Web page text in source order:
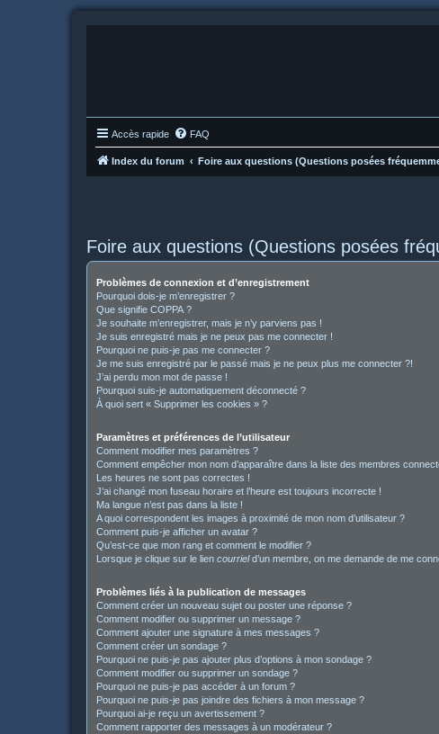
Accès rapide FAQ
Index du forum Foire aux questions (Questions posées
Foire aux questions (Questions posées
Problèmes de connexion et d’enregistrement
Pourquoi dois-je m’enregistrer ?
Que signifie COPPA ?
Je souhaite m’enregistrer, mais je n’y parviens pas !
Je suis enregistré mais je ne peux pas me connecter !
Pourquoi ne puis-je pas me connecter ?
Je me suis enregistré par le passé mais je ne peux plus me connecter ?!
J’ai perdu mon mot de passe !
Pourquoi suis-je automatiquement déconnecté ?
À quoi sert « Supprimer les cookies » ?
Paramètres et préférences de l’utilisateur
Comment modifier mes paramètres ?
Comment empêcher mon nom d’apparaître dans la liste des membres
Les heures ne sont pas correctes !
J’ai changé mon fuseau horaire et l’heure est toujours incorrecte !
Ma langue n’est pas dans la liste !
A quoi correspondent les images à proximité de mon nom d’utilisateur ?
Comment puis-je afficher un avatar ?
Qu’est-ce que mon rang et comment le modifier ?
Lorsque je clique sur le lien courrield’un membre, on me demande de me
Problèmes liés à la publication de messages
Comment créer un nouveau sujet ou poster une réponse ?
Comment modifier ou supprimer un message ?
Comment ajouter une signature à mes messages ?
Comment créer un sondage ?
Pourquoi ne puis-je pas ajouter plus d’options à mon sondage ?
Comment modifier ou supprimer un sondage ?
Pourquoi ne puis-je pas accéder à un forum ?
Pourquoi ne puis-je pas joindre des fichiers à mon message ?
Pourquoi ai-je reçu un avertissement ?
Comment rapporter des messages à un modérateur ?